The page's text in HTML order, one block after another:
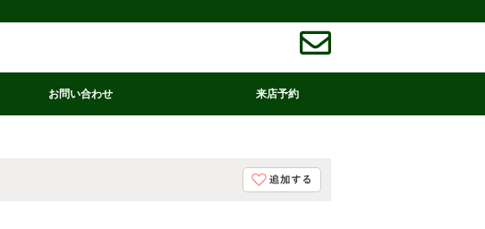
お問い合わせ 来店予約